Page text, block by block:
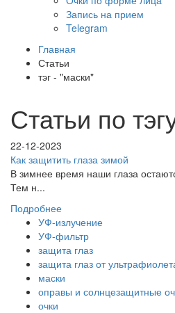
Запись на прием
Telegram
Главная
Статьи
тэг - "маски"
Статьи по
22-12-2023
Как защитить глаза зимой
В зимнее время наши глаза
Тем н...
Подробнее
УФ-излучение
УФ-фильтр
защита глаз
защита глаз от
маски
оправы и солнцезащитные
очки